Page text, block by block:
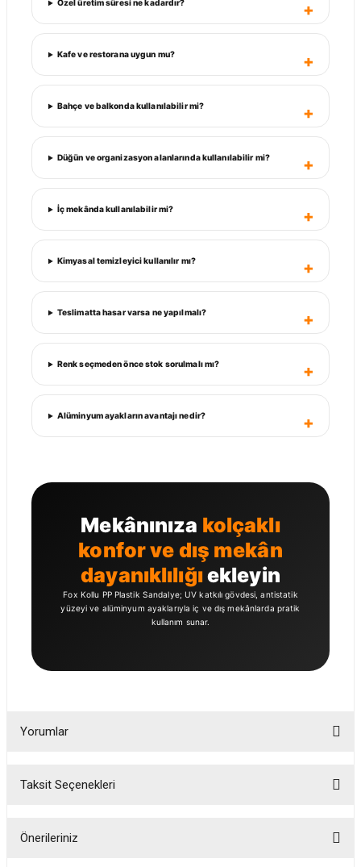
Özel üretim süresi ne kadardır?
Kafe ve restorana uygun mu?
Bahçe ve balkonda kullanılabilir mi?
Düğün ve organizasyon alanlarında kullanılabilir mi?
İç mekânda kullanılabilir mi?
Kimyasal temizleyici kullanılır mı?
Teslimatta hasar varsa ne yapılmalı?
Renk seçmeden önce stok sorulmalı mı?
Alüminyum ayakların avantajı nedir?
Mekânınıza kolçaklı
konfor ve dış mekân
dayanıklılığıekleyin
Fox Kollu PP Plastik Sandalye; UV katkılı gövdesi, antistatik
yüzeyi ve alüminyum ayaklarıyla iç ve dış mekânlarda pratik
kullanım sunar.
Yorumlar
Bu ürüne ilk yorumu siz yapın!
Taksit Seçenekleri
Önerileriniz